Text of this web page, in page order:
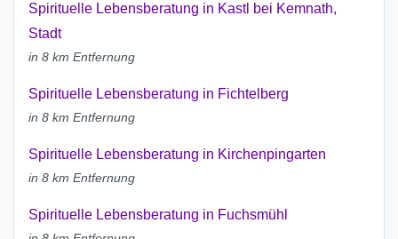
Spirituelle Lebensberatung in Kastl bei Kemnath,
Stadt
in 8 km Entfernung
Spirituelle Lebensberatung in Fichtelberg
in 8 km Entfernung
Spirituelle Lebensberatung in Kirchenpingarten
in 8 km Entfernung
Spirituelle Lebensberatung in Fuchsmühl